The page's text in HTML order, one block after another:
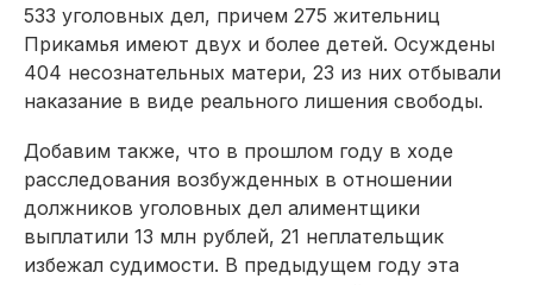
533 уголовных дел, причем 275 жительниц
Прикамья имеют двух и более детей. Осуждены
404 несознательных матери, 23 из них отбывали
наказание в виде реального лишения свободы.
Добавим также, что в прошлом году в ходе
расследования возбужденных в отношении
должников уголовных дел алиментщики
выплатили 13 млн рублей, 21 неплательщик
избежал судимости. В предыдущем году эта